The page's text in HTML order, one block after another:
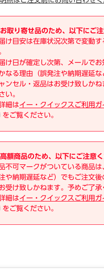
お取り寄せ品のため、以下にご注
け目安は在庫状況次第で変動
け日が確定し次第、メールでお
なる理由（誤発注や納期遅延
ンセル・返品はお受け致しか
い。
細はイー・クイックスご利用ガ
をご覧ください。
高額商品のため、以下にご注意く
不可マークがついている商品
や納期遅延など）でもご注文
受け致しかねます。予めご了承
細はイー・クイックスご利用ガ
をご覧ください。